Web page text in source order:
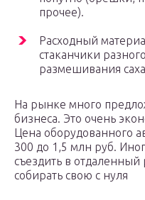
прочее).
Расходный
стаканчики
размешивания
На рынке много
бизнеса. Это очень
Цена оборудованного
300 до 1,5 млн руб.
съездить в
собирать свою с нуля